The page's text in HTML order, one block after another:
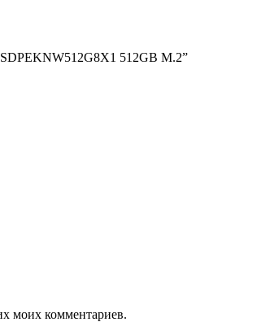
512GB M.2”
моих комментариев.